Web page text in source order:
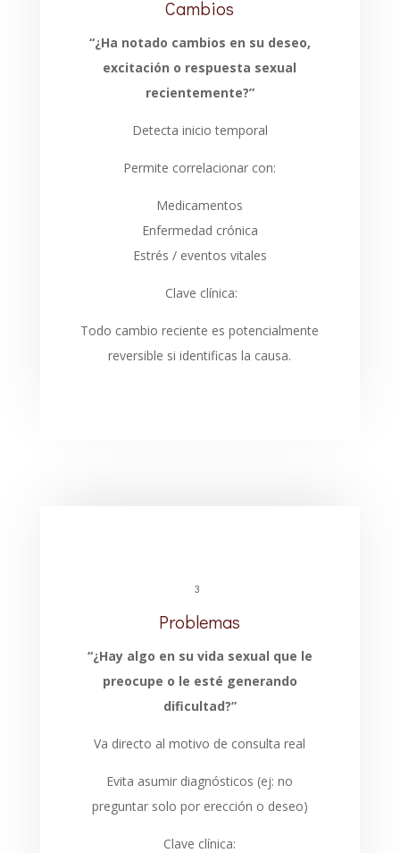
Cambios
“¿Ha notado cambios en su deseo,
excitación o respuesta sexual
recientemente?”
Detecta inicio temporal
Permite correlacionar con:
Medicamentos
Enfermedad crónica
Estrés / eventos vitales
Clave clínica:
Todo cambio reciente es potencialmente
reversible si identificas la causa.
3
Problemas
“¿Hay algo en su vida sexual que le
preocupe o le esté generando
dificultad?”
Va directo al motivo de consulta real
Evita asumir diagnósticos (ej: no
preguntar solo por erección o deseo)
Clave clínica: